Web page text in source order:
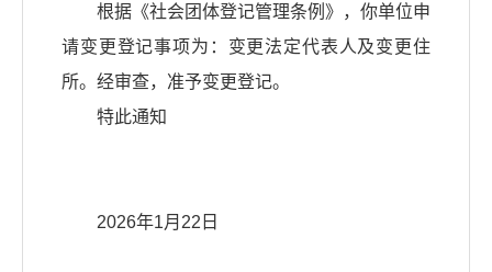
根据《社会团体登记管理条例》，你单位申
请变更登记事项为：变更法定代表人及变更住
所。经审查，准予变更登记。
特此通知
2026年1月22日